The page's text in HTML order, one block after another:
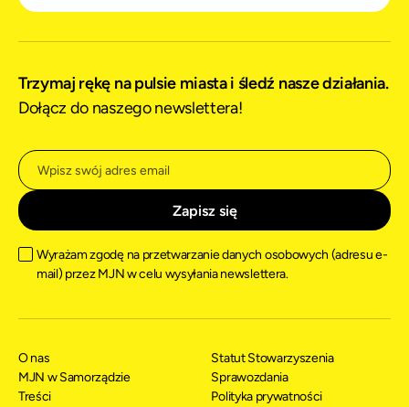
Trzymaj rękę na pulsie miasta i śledź nasze działania.
Dołącz do naszego newslettera!
Wyrażam zgodę na przetwarzanie danych osobowych (adresu e-
mail) przez MJN w celu wysyłania newslettera.
O nas
MJN w Samorządzie
Treści
Statut Stowarzyszenia
Sprawozdania
Polityka prywatności